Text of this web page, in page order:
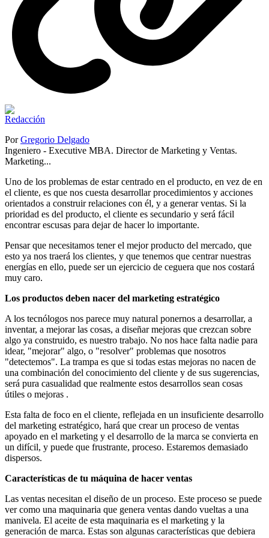
PorGregorio Delgado
Ingeniero - Executive MBA. Director de Marketing y Ventas.
Marketing...
Uno de los problemas de estar centrado en el producto, en vez de en
el cliente, es que nos cuesta desarrollar procedimientos y acciones
orientados a construir relaciones con él, y a generar ventas. Si la
prioridad es del producto, el cliente es secundario y será fácil
encontrar escusas para dejar de hacer lo importante.
Pensar que necesitamos tener el mejor producto del mercado, que
esto ya nos traerá los clientes, y que tenemos que centrar nuestras
energías en ello, puede ser un ejercicio de ceguera que nos costará
muy caro.
Los productos deben nacer del marketing estratégico
A los tecnólogos nos parece muy natural ponernos a desarrollar, a
inventar, a mejorar las cosas, a diseñar mejoras que crezcan sobre
algo ya construido, es nuestro trabajo. No nos hace falta nadie para
idear, "mejorar" algo, o "resolver" problemas que nosotros
"detectemos". La trampa es que si todas estas mejoras no nacen de
una combinación del conocimiento del cliente y de sus sugerencias,
será pura casualidad que realmente estos desarrollos sean cosas
útiles o mejoras .
Esta falta de foco en el cliente, reflejada en un insuficiente desarrollo
del marketing estratégico, hará que crear un proceso de ventas
apoyado en el marketing y el desarrollo de la marca se convierta en
un difícil, y puede que frustrante, proceso. Estaremos demasiado
dispersos.
Características de tu máquina de hacer ventas
Las ventas necesitan el diseño de un proceso. Este proceso se puede
ver como una maquinaria que genera ventas dando vueltas a una
manivela. El aceite de esta maquinaria es el marketing y la
generación de marca. Estas son algunas características que debiera